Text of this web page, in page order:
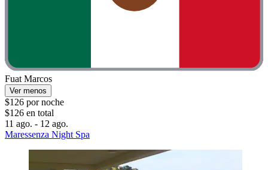
Fuat Marcos
Ver menos
$126 por noche
$126 en total
11 ago. - 12 ago.
Maressenza Night Spa